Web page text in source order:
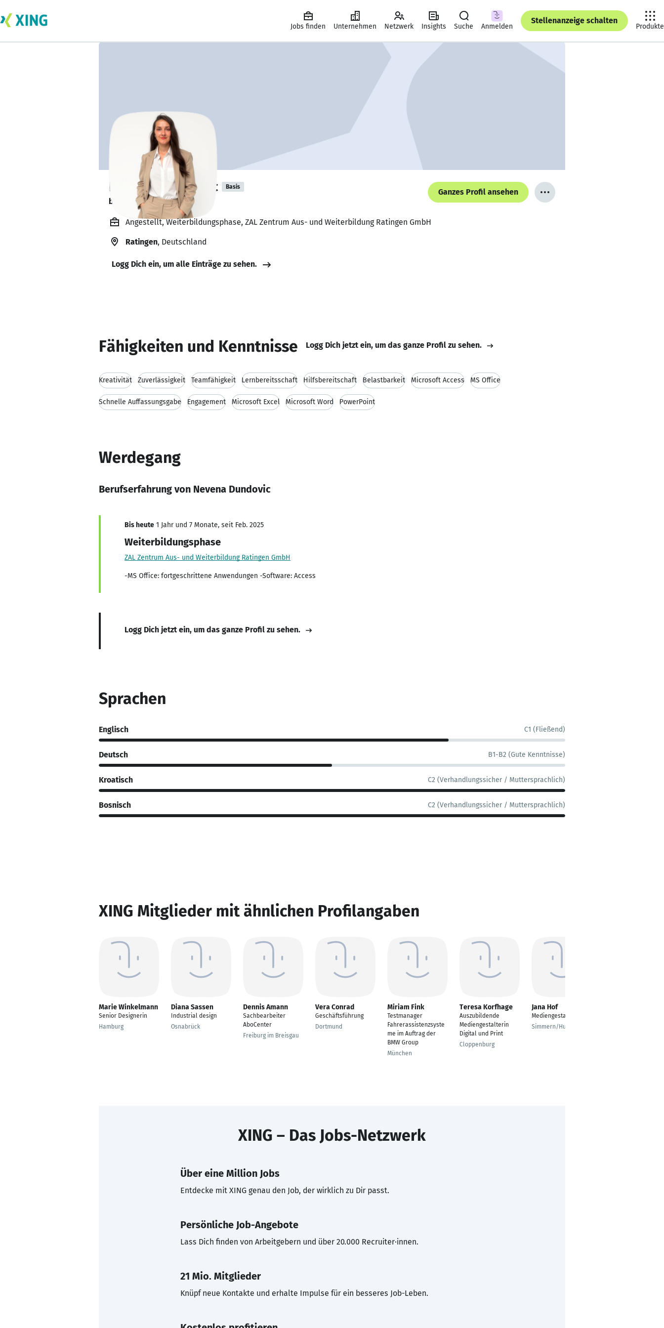
Jobs finden Unternehmen Netzwerk Insights Suche Anmelden
Stellenanzeige schalten
Produkte
Nevena Dundovic Basis
bildet sich zurzeit weiter. 🎓
Ganzes Profil ansehen
Angestellt, Weiterbildungsphase, ZAL Zentrum Aus- und Weiterbildung Ratingen GmbH
Ratingen, Deutschland
Logg Dich ein, um alle Einträge zu sehen.
Fähigkeiten und Kenntnisse Logg Dich jetzt ein, um das ganze Profil zu sehen.
Kreativität Zuverlässigkeit Teamfähigkeit Lernbereitsschaft Hilfsbereitschaft Belastbarkeit Microsoft Access MS Office
Schnelle Auffassungsgabe Engagement Microsoft Excel Microsoft Word PowerPoint
Werdegang
Berufserfahrung von Nevena Dundovic
Bis heute 1 Jahr und 7 Monate, seit Feb. 2025
Weiterbildungsphase
ZAL Zentrum Aus- und Weiterbildung Ratingen GmbH
-MS Office: fortgeschrittene Anwendungen -Software: Access
Logg Dich jetzt ein, um das ganze Profil zu sehen.
Sprachen
Englisch C1 (Fließend)
Deutsch B1-B2 (Gute Kenntnisse)
Kroatisch C2 (Verhandlungssicher / Muttersprachlich)
Bosnisch C2 (Verhandlungssicher / Muttersprachlich)
XING Mitglieder mit ähnlichen Profilangaben
Marie Winkelmann
Senior Designerin
Hamburg
Diana Sassen
Industrial design
Osnabrück
Dennis Amann
Sachbearbeiter
AboCenter
Freiburg im Breisgau
Vera Conrad
Geschäftsführung
Dortmund
Miriam Fink
Testmanager
Fahrerassistenzsyste
me im Auftrag der
BMW Group
München
Teresa Korfhage
Auszubildende
Mediengestalterin
Digital und Print
Cloppenburg
Jana Hof
Mediengestalterin
Simmern/Hunsrück
XING – Das Jobs-Netzwerk
Über eine Million Jobs
Entdecke mit XING genau den Job, der wirklich zu Dir passt.
Persönliche Job-Angebote
Lass Dich finden von Arbeitgebern und über 20.000 Recruiter·innen.
21 Mio. Mitglieder
Knüpf neue Kontakte und erhalte Impulse für ein besseres Job-Leben.